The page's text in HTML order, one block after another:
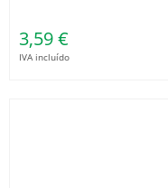
3,59 €
IVA incluído